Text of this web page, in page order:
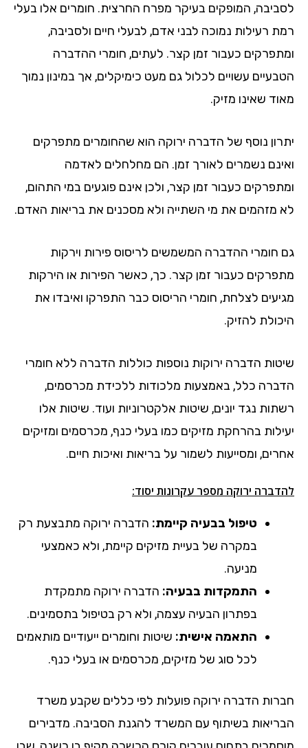
לסביבה, המופקים בעיקר מפרח החרצית. חומרים אלו בעלי
רמת רעילות נמוכה לבני אדם, לבעלי חיים ולסביבה,
ומתפרקים כעבור זמן קצר. לעתים, חומרי ההדברה
הטבעיים עשויים לכלול גם מעט כימיקלים, אך במינון נמוך
מאוד שאינו מזיק.
יתרון נוסף של הדברה ירוקה הוא שהחומרים מתפרקים
ואינם נשמרים לאורך זמן. הם מחלחלים לאדמה
ומתפרקים כעבור זמן קצר, ולכן אינם פוגעים במי התהום,
לא מזהמים את מי השתייה ולא מסכנים את בריאות האדם.
גם חומרי ההדברה המשמשים לריסוס פירות וירקות
מתפרקים כעבור זמן קצר. כך, כאשר הפירות או הירקות
מגיעים לצלחת, חומרי הריסוס כבר התפרקו ואיבדו את
היכולת להזיק.
שיטות הדברה ירוקות נוספות כוללות הדברה ללא חומרי
הדברה כלל, באמצעות מלכודות ללכידת מכרסמים,
רשתות נגד יונים, שיטות אלקטרוניות ועוד. שיטות אלו
יעילות בהרחקת מזיקים כמו בעלי כנף, מכרסמים ומזיקים
אחרים, ומסייעות לשמור על בריאות ואיכות חיים.
להדברה ירוקה מספר עקרונות יסוד:
טיפול בבעיה קיימת: הדברה ירוקה מתבצעת רק
במקרה של בעיית מזיקים קיימת, ולא כאמצעי
מניעה.
התמקדות בבעיה: הדברה ירוקה מתמקדת
בפתרון הבעיה עצמה, ולא רק בטיפול בתסמינים.
התאמה אישית: שיטות וחומרים ייעודיים מותאמים
לכל סוג של מזיקים, מכרסמים או בעלי כנף.
חברות הדברה ירוקה פועלות לפי כללים שקבע משרד
הבריאות בשיתוף עם המשרד להגנת הסביבה. מדבירים